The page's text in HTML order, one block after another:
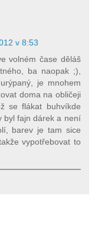
v 8:53
volném čase děláš
ba naopak ;),
je mnohem
doma na obličeji
se flákat buhvíkde
byl fajn dárek a není
barev je tam sice
vypotřebovat to